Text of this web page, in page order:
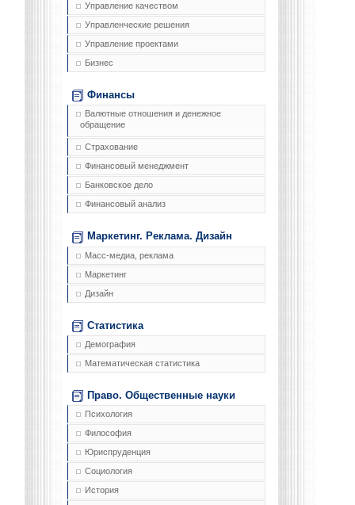
Управление качеством
Управленческие решения
Управление проектами
Бизнес
Финансы
Валютные отношения и денежное
обращение
Страхование
Финансовый менеджмент
Банковское дело
Финансовый анализ
Маркетинг. Реклама. Дизайн
Масс-медиа, реклама
Маркетинг
Дизайн
Статистика
Демография
Математическая статистика
Право. Общественные науки
Психология
Философия
Юриспруденция
Социология
История